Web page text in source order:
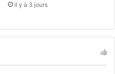
il y a 3 jours